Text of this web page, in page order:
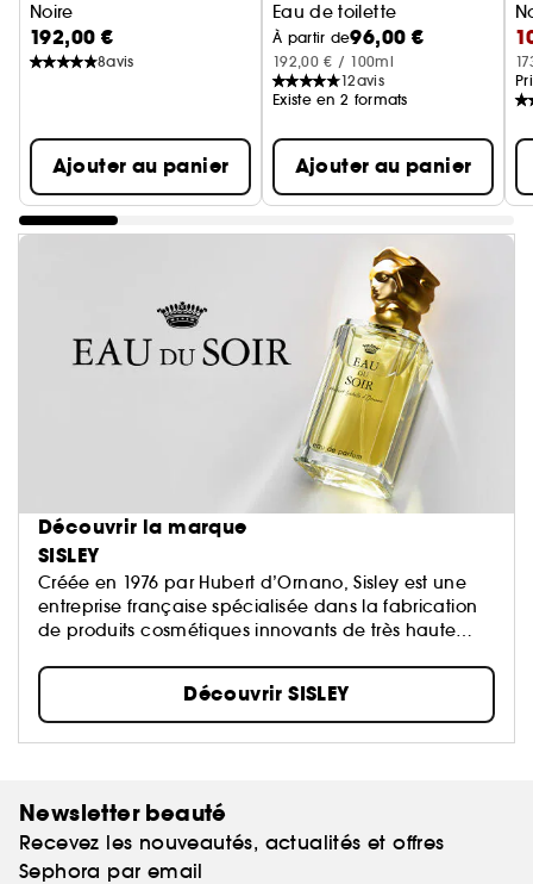
Noire
Coffret Programme Découverte
192,00 €
8avis
Ajouter au panier
Eau de toilette
À partir de96,00 €
192,00 € / 100ml
12avis
Existe en 2 formats
Ajouter au panier
Découvrir la marque
SISLEY
Créée en 1976 par Hubert d’Ornano, Sisley est une
entreprise française spécialisée dans la fabrication
de produits cosmétiques innovants de très haute
Découvrir SISLEY
Newsletter beauté
Recevez les nouveautés, actualités et offres
Sephora par email